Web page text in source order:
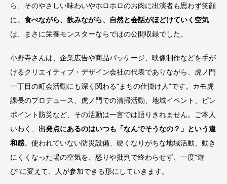
ら、そのやさしい味わいやホロホロのお肉に出演者も思わず笑顔
に。 食べながら、飲みながら、自然と会話がほどけていく空気
は、まさに栄養モンスターならではの公開収録でした。
小野寺さんは、企業広告や商品パッケージ、映像制作などを手が
けるクリエイティブ・デザイン会社の代表でありながら、虎ノ門
一丁目の町会活動にも深く関わる“まちの仕掛け人”です。カモ虎
課長のプロデュース、虎ノ門での清掃活動、地域イベント、ピン
ポイント防災など、その活動は一言では語りきれません。ご本人
いわく、 出発点にあるのはいつも「なんでそうなの？」という違
和感。使われていない防災設備、硬くなりがちな地域活動、動き
にくくなった場の空気を、怒りや批判で終わらせず、一度“遊
び”に変えて、人が参加できる形にしていきます。